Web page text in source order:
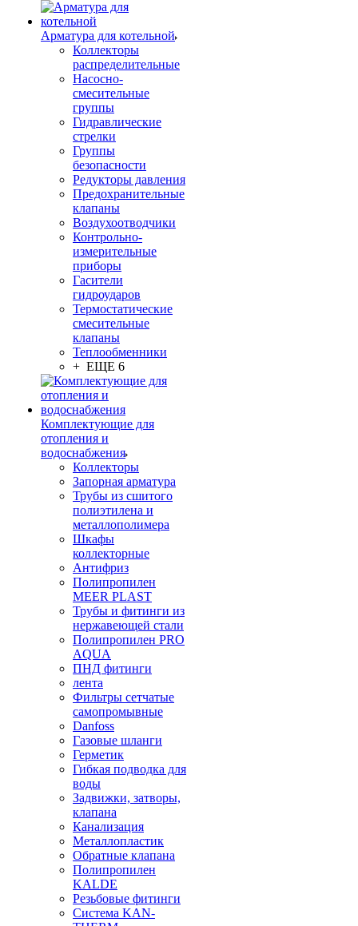
Арматура для котельной
Коллекторы
распределительные
Насосно-
смесительные
группы
Гидравлические
стрелки
Группы
безопасности
Редукторы давления
Предохранительные
клапаны
Воздухоотводчики
Контрольно-
измерительные
приборы
Гасители
гидроударов
Термостатические
смесительные
клапаны
Теплообменники
+ ЕЩЕ 6
Комплектующие для
отопления и
водоснабжения
Коллекторы
Запорная арматура
Трубы из сшитого
полиэтилена и
металлополимера
Шкафы
коллекторные
Антифриз
Полипропилен
MEER PLAST
Трубы и фитинги из
нержавеющей стали
Полипропилен PRO
AQUA
ПНД фитинги
лента
Фильтры сетчатые
самопромывные
Danfoss
Газовые шланги
Герметик
Гибкая подводка для
воды
Задвижки, затворы,
клапана
Канализация
Металлопластик
Обратные клапана
Полипропилен
KALDE
Резьбовые фитинги
Система KAN-